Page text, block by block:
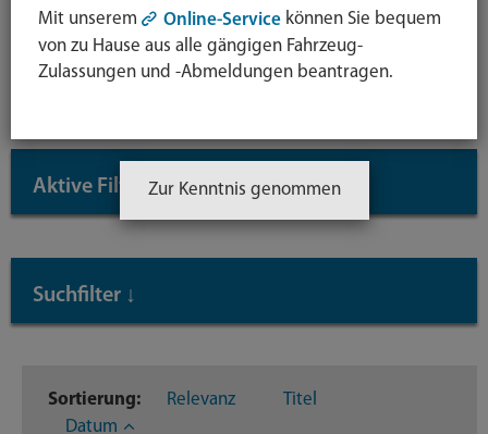
Taste
Suche in leichter Sprache
Aktive Filter ↓
Suchfilter ↓
Dienstleistungen
Sortierung: Relevanz
Titel
Datum
Mit unserem Online-Service können Sie bequem
von zu Hause aus alle gängigen Fahrzeug-
Zulassungen und -Abmeldungen beantragen.
Zur Kenntnis genommen